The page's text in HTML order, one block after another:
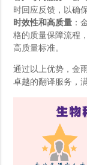
时回应反馈，以确
时效性和高质量 ：
格的质量保障流程
高质量标准。
通过以上优势，金
卓越的翻译服务，